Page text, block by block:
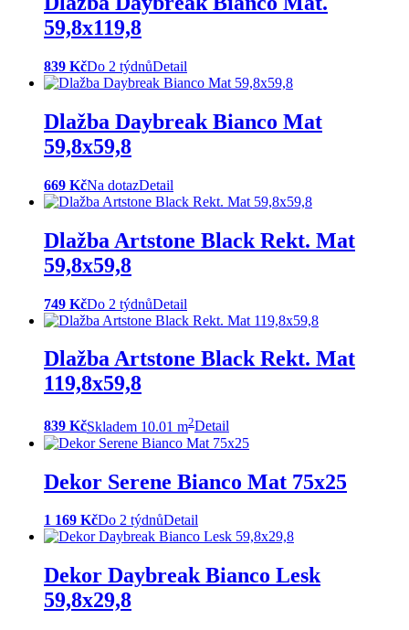
59,8x119,8
839 KčDo 2 týdnůDetail
Dlažba Daybreak Bianco Mat
59,8x59,8
669 KčNa dotazDetail
Dlažba Artstone Black Rekt. Mat
59,8x59,8
749 KčDo 2 týdnůDetail
Dlažba Artstone Black Rekt. Mat
119,8x59,8
839 KčSkladem 10.01 m2Detail
Dekor Serene Bianco Mat 75x25
1 169 KčDo 2 týdnůDetail
Dekor Daybreak Bianco Lesk
59,8x29,8